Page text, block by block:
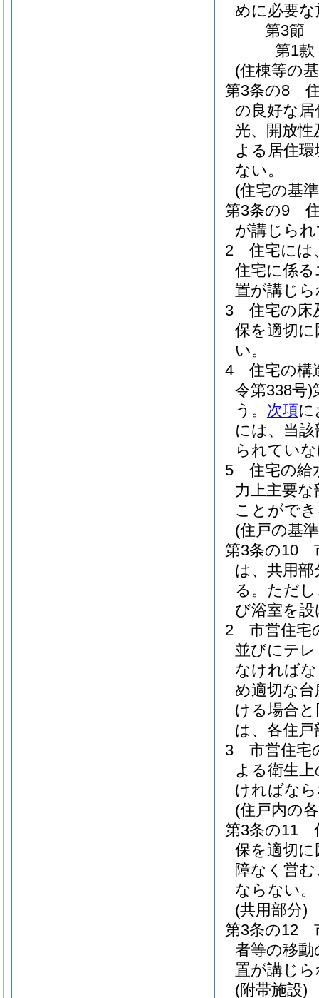
めに必要
第3節
第1款
(住棟等の
第3条の8
の良好な
光、開放
よる居住
ない。
(住宅の基
第3条の9
が講じら
2
住宅には
住宅に係
置が講じ
3
住宅の床
保を適切
い。
4
住宅の構
令第338号)
う。 次項に
には、当
られてい
5
住宅の給
力上主要
ことがで
(住戸の基
第3条の10
は、共用
る。 ただ
び浴室を
2
市営住宅
並びにテ
なければ
め適切な
ける場合
は、各住
3
市営住宅
よる衛生
ければな
(住戸内の
第3条の11
保を適切
障なく営
ならない。
(共用部分)
第3条の12
者等の移
置が講じ
(附帯施設)